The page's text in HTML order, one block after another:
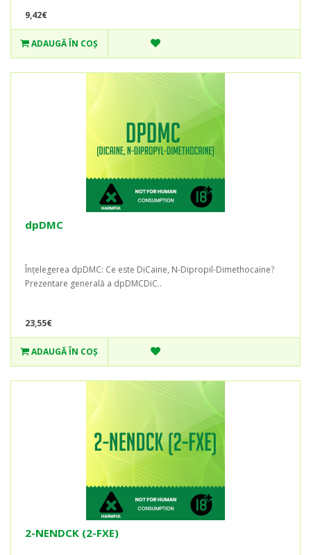
9,42€
ADAUGĂ ÎN COŞ
dpDMC
Înțelegerea dpDMC: Ce este DiCaine, N-Dipropil-Dimethocaine?
Prezentare generală a dpDMCDiC..
23,55€
ADAUGĂ ÎN COŞ
2-NENDCK (2-FXE)